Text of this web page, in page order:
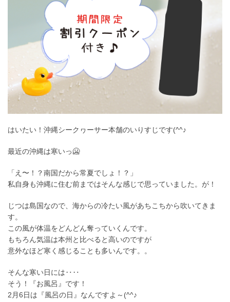
はいたい！沖縄シークヮーサー本舗のいりすじです(^^♪
最近の沖縄は寒いっ🥶
「え〜！？南国だから常夏でしょ！？」
私自身も沖縄に住む前まではそんな感じで思っていました。が！
じつは島国なので、海からの冷たい風があちこちから吹いてきま
す。
この風が体温をどんどん奪っていくんです。
もちろん気温は本州と比べると高いのですが
意外なほど寒く感じることも多いんです。。
そんな寒い日には‥‥
そう！『お風呂』です！
2月6日は『風呂の日』なんですよ～(^^♪